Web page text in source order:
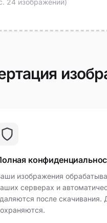
изображения
серверах и
после скачивания.